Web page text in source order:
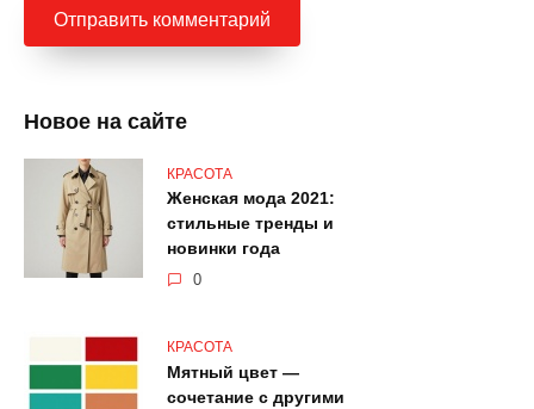
Новое на сайте
КРАСОТА
Женская мода 2021:
стильные тренды и
новинки года
0
КРАСОТА
Мятный цвет —
сочетание с другими